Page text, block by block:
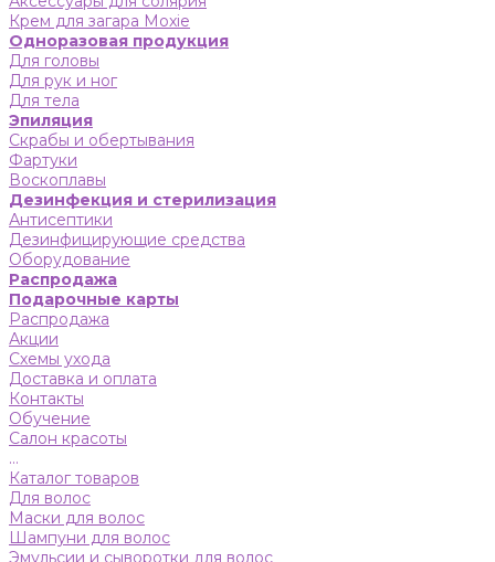
Крем для загара Moxie
Одноразовая продукция
Для головы
Для рук и ног
Для тела
Эпиляция
Скрабы и обертывания
Фартуки
Воскоплавы
Дезинфекция и стерилизация
Антисептики
Дезинфицирующие средства
Оборудование
Распродажа
Подарочные карты
Распродажа
Акции
Схемы ухода
Доставка и оплата
Контакты
Обучение
Салон красоты
...
Каталог товаров
Для волос
Маски для волос
Шампуни для волос
Эмульсии и сыворотки для волос